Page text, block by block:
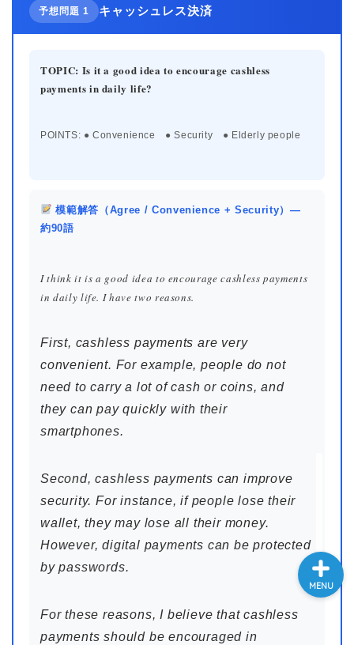
予想問題 1 キャッシュレス決済
TOPIC: Is it a good idea to encourage cashless
payments in daily life?
POINTS: ● Convenience ● Security ● Elderly people
模範解答（Agree / Convenience + Security）—
約90語
I think it is a good idea to encourage cashless payments
in daily life. I have two reasons.
First, cashless payments are very
convenient. For example, people do not
need to carry a lot of cash or coins, and
they can pay quickly with their
smartphones.
Second, cashless payments can improve
security. For instance, if people lose their
wallet, they may lose all their money.
However, digital payments can be protected
by passwords.
For these reasons, I believe that cashless
payments should be encouraged in
MENU
学習＆大学入試英語コラム
英語名言・格言・カッコい
い英語＆素敵な英文フレー
ズ集
CONTACT